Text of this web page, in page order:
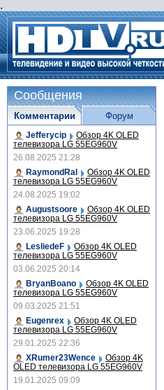
.
Сообщения
Комментарии
Jefferycip Обзор 4K OLED
телевизора LG 55EG960V
26.08.2025 21:28
RaymondRal
Обзор 4K OLED
телевизора LG 55EG960V
24.08.2025 19:02
Augustsoore
Обзор 4K OLED
телевизора LG 55EG960V
23.06.2025 19:28
LesliedeF
Обзор 4K OLED
телевизора LG 55EG960V
03.06.2025 20:14
BryanBoano
Обзор 4K OLED
телевизора LG 55EG960V
09.03.2025 21:51
Eugenrex
Обзор 4K OLED
телевизора LG 55EG960V
29.01.2025 22:36
XRumer23Wence
Обзор 4K
OLED телевизора LG 55EG960V
19.01.2025 09:09
Форум